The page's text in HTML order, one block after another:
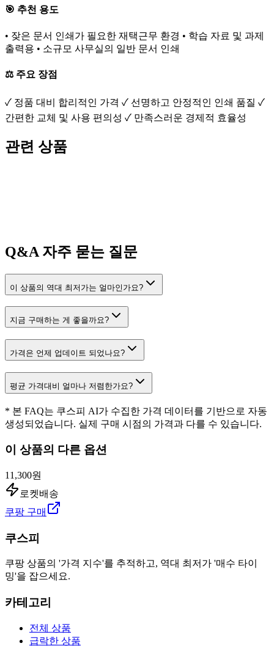
🎯 추천 용도
• 잦은 문서 인쇄가 필요한 재택근무 환경 • 학습 자료 및 과제
출력용 • 소규모 사무실의 일반 문서 인쇄
⚖️ 주요 장점
✓ 정품 대비 합리적인 가격 ✓ 선명하고 안정적인 인쇄 품질 ✓
간편한 교체 및 사용 편의성 ✓ 만족스러운 경제적 효율성
관련 상품
Q&A 자주 묻는 질문
이 상품의 역대 최저가는 얼마인가요?
지금 구매하는 게 좋을까요?
가격은 언제 업데이트 되었나요?
평균 가격대비 얼마나 저렴한가요?
* 본 FAQ는 쿠스피 AI가 수집한 가격 데이터를 기반으로 자동
생성되었습니다. 실제 구매 시점의 가격과 다를 수 있습니다.
이 상품의 다른 옵션
11,300원
로켓배송
쿠팡 구매
쿠스피
쿠팡 상품의 '가격 지수'를 추적하고, 역대 최저가 '매수 타이
밍'을 잡으세요.
카테고리
전체 상품
급락한 상품